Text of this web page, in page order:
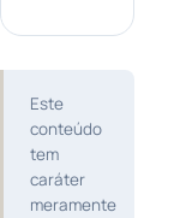
Este
conteúdo
tem
caráter
meramente